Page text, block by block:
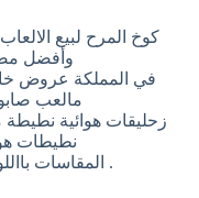
كوخ المرح لبيع الالعاب
وأفضل
في المملكة عروض
مالعب
زحليقات هوائية
نطيطات
. المقاسات